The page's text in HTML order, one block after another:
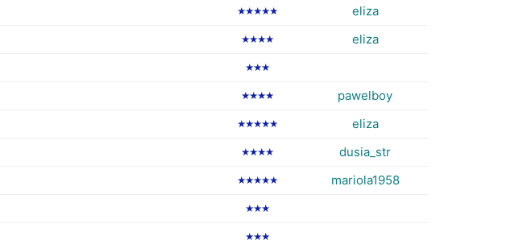
★★★★★ eliza
★★★★ eliza
★★★
★★★★ pawelboy
★★★★★ eliza
★★★★ dusia_str
★★★★★ mariola1958
★★★
★★★